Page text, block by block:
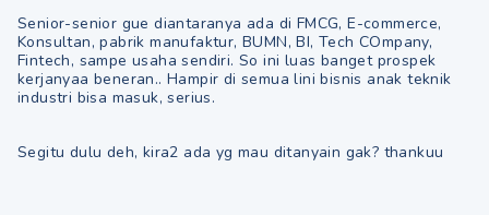
Senior-senior gue diantaranya ada di FMCG, E-commerce,
Konsultan, pabrik manufaktur, BUMN, BI, Tech COmpany,
Fintech, sampe usaha sendiri. So ini luas banget prospek
kerjanyaa beneran.. Hampir di semua lini bisnis anak teknik
industri bisa masuk, serius.
Segitu dulu deh, kira2 ada yg mau ditanyain gak? thankuu